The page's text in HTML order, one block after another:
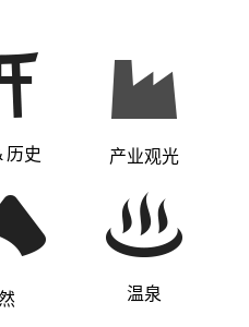
历史 产业观光
温泉